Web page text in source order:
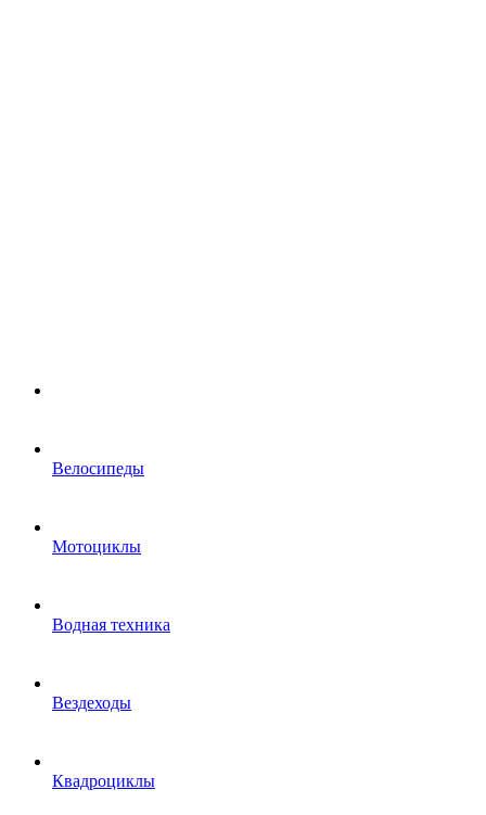
Велосипеды
Мотоциклы
Водная техника
Вездеходы
Квадроциклы